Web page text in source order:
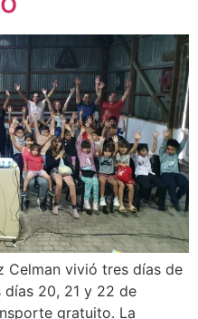
Celman vivió tres días de
20, 21 y 22 de
gratuito. La